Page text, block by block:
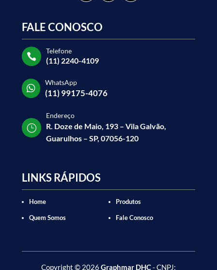
FALE CONOSCO

Telefone
(11) 2240-4109

WhatsApp
(11) 99175-4076
}
Endereço
R. Doze de Maio, 193 – Vila Galvão,
Guarulhos – SP, 07056-120
LINKS RÁPIDOS
Home
Quem Somos
Produtos
Fale Conosco
Copyright ©2026 Graphmar DHC- CNPJ: